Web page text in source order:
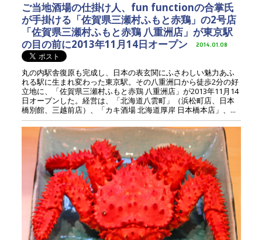
ご当地酒場の仕掛け人、fun functionの合掌氏
が手掛ける「佐賀県三瀬村ふもと赤鶏」の2号店
「佐賀県三瀬村ふもと赤鶏 八重洲店」が東京駅
の目の前に2013年11月14日オープン
2014.01.08
丸の内駅舎復原も完成し、日本の表玄関にふさわしい魅力あふ
れる駅に生まれ変わった東京駅。その八重洲口から徒歩2分の好
立地に、「佐賀県三瀬村ふもと赤鶏 八重洲店」が2013年11月14
日オープンした。経営は、「北海道八雲町」（浜松町店、日本
橋別館、三越前店）、「カキ酒場 北海道厚岸 日本橋本店」、...